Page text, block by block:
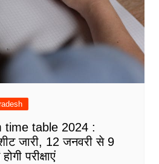
time table 2024 :
जारी, 12 जनवरी से 9
परीक्षाएं